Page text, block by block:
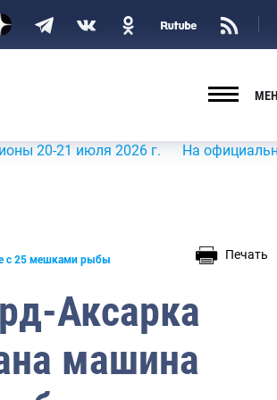
июля 2026 г. На официальном сайте
с 25 мешками рыбы Печать
Аксарка
машина